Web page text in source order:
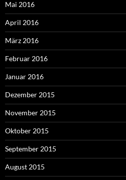
Mai 2016
April 2016
März 2016
Februar 2016
Januar 2016
Dezember 2015
November 2015
Oktober 2015
September 2015
August 2015